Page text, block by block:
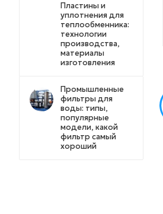
Пластины и
уплотнения для
теплообменника:
технологии
производства,
материалы
изготовления
Промышленные
фильтры для
воды: типы,
популярные
модели, какой
фильтр самый
хороший